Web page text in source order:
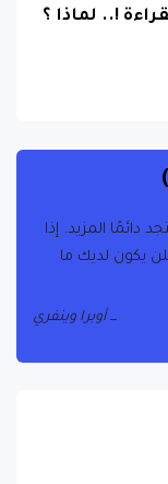
!.. لماذا ؟
دائمًا المزيد. إذا
يكون لديك ما
أوبرا وينفري